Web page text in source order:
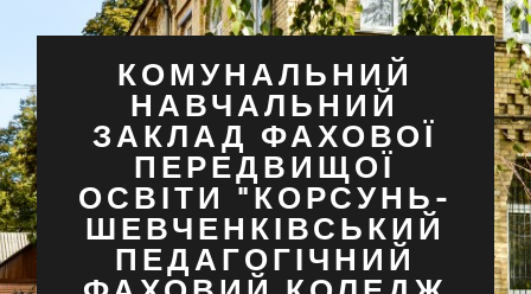
КОМУНАЛЬНИЙ
НАВЧАЛЬНИЙ
ЗАКЛАД ФАХОВОЇ
ПЕРЕДВИЩОЇ
ОСВІТИ "КОРСУНЬ-
ШЕВЧЕНКІВСЬКИЙ
ПЕДАГОГІЧНИЙ